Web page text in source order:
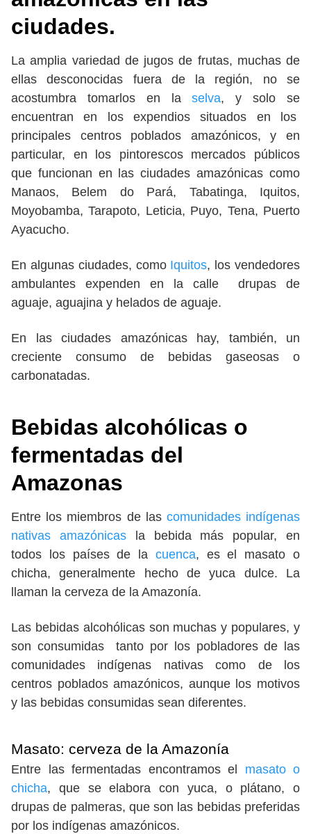
ciudades.
La amplia variedad de jugos de frutas, muchas de
ellas desconocidas fuera de la región, no se
acostumbra tomarlos en laselva, y solo se
encuentran en los expendios situados en los
principales centros poblados amazónicos, y en
particular, en los pintorescos mercados públicos
que funcionan en las ciudades amazónicas como
Manaos, Belem do Pará, Tabatinga, Iquitos,
Moyobamba, Tarapoto, Leticia, Puyo, Tena, Puerto
Ayacucho.
En algunas ciudades, como Iquitos, los vendedores
ambulantes expenden en la calle drupas de
aguaje, aguajina y helados de aguaje.
En las ciudades amazónicas hay, también, un
creciente consumo de bebidas gaseosas o
carbonatadas.
Bebidas alcohólicas o
fermentadas del
Amazonas
Entre los miembros de las comunidades indígenas
nativas amazónicasla bebida más popular, en
todos los países de la cuenca, es el masato o
chicha, generalmente hecho de yuca dulce. La
llaman la cerveza de la Amazonía.
Las bebidas alcohólicas son muchas y populares, y
son consumidas tanto por los pobladores de las
comunidades indígenas nativas como de los
centros poblados amazónicos, aunque los motivos
y las bebidas consumidas sean diferentes.
Masato: cerveza de la Amazonía
Entre las fermentadas encontramos el masato o
chicha, que se elabora con yuca, o plátano, o
drupas de palmeras, que son las bebidas preferidas
por los indígenas amazónicos.